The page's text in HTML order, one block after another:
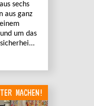
sechs
aus ganz
um das
MACHEN!